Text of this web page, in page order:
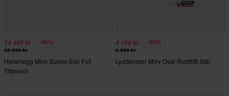
14 489 kr -46%
26 999 kr
Helanlegg Mivv Suono Evo Full
Titanium
4 199 kr -40%
6 999 kr
Lyddemper Mivv Oval Rustfritt Stål